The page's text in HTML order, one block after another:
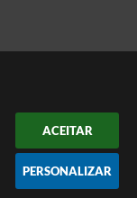
ACEITAR
PERSONALIZAR